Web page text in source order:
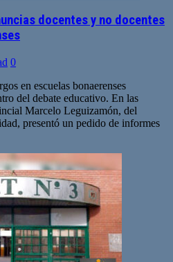
docentes y no docentes
0
en escuelas bonaerenses
del debate educativo. En las
Marcelo Leguizamón, del
presentó un pedido de informes